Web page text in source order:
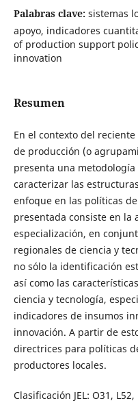
Palabras clave: sistemas
apoyo, indicadores
of production support
innovation
Resumen
En el contexto del
de producción (o
presenta una
caracterizar las
enfoque en las políticas
presentada consiste en la
especialización, en
regionales de ciencia y
no sólo la identificación
así como las
ciencia y tecnología,
indicadores de insumos
innovación. A partir de
directrices para políticas
productores locales.
Clasificación JEL: O31, L52,